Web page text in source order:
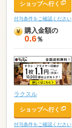
ショップへ行く
付与条件をご確認ください
購入金額の
0.6％
ラクスル
ショップへ行く
付与条件をご確認ください